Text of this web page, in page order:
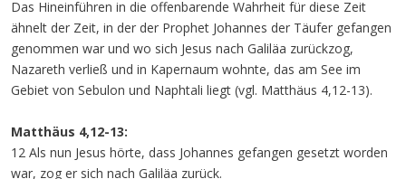
Das Hineinführen in die offenbarende Wahrheit für diese Zeit
ähnelt der Zeit, in der der Prophet Johannes der Täufer gefangen
genommen war und wo sich Jesus nach Galiläa zurückzog,
Nazareth verließ und in Kapernaum wohnte, das am See im
Gebiet von Sebulon und Naphtali liegt (vgl. Matthäus 4,12-13).
Matthäus 4,12-13:
12 Als nun Jesus hörte, dass Johannes gefangen gesetzt worden
war, zog er sich nach Galiläa zurück.